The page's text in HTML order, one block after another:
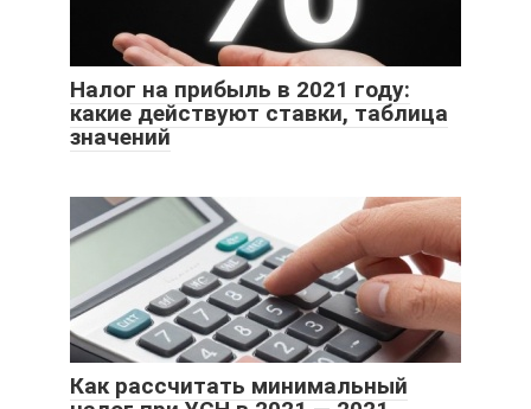
Налог на прибыль в 2021 году:
какие действуют ставки, таблица
значений
Как рассчитать минимальный